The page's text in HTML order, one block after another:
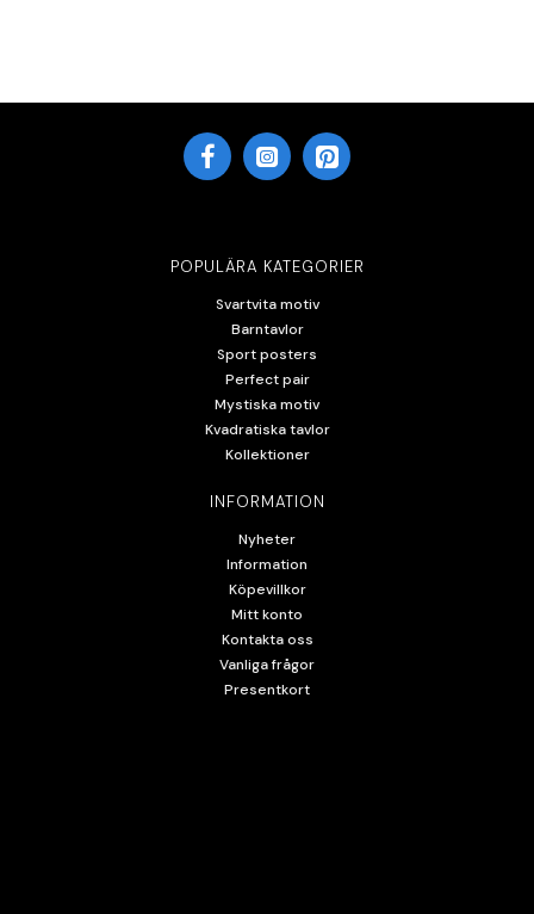
POPULÄRA KATEGORIER
Svartvita motiv
Barntavlor
Sport posters
Perfect pair
Mystiska motiv
Kvadratiska tavlor
Kollektioner
INFORMATION
Nyheter
Information
Köpevillkor
Mitt konto
Kontakta oss
Vanliga frågor
Presentkort